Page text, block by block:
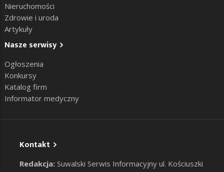
Nieruchomości
Zdrowie i uroda
Artykuły
Nasze serwisy
Ogłoszenia
Konkursy
Katalog firm
Informator medyczny
Kontakt
Redakcja: Suwalski Serwis Informacyjny ul. Kościuszki